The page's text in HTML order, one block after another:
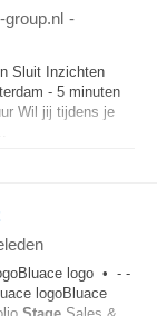
group.nl -
Sluit Inzichten
- 5 minuten
Wil jij tijdens je
logo • - -
logoBluace